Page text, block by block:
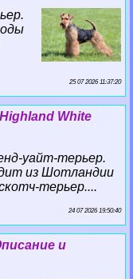
25 07 2026 11:37:20
White
уайт-терьер.
из Шотландии
терьер....
24 07 2026 19:50:40
и